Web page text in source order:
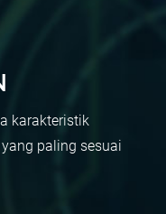
karakteristik
paling sesuai